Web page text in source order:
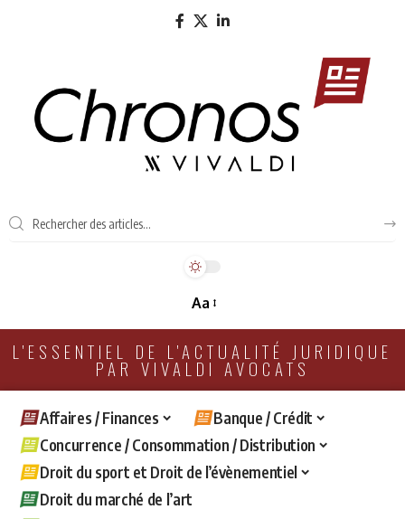
Aa
L'ESSENTIEL DE L'ACTUALITÉ JURIDIQUE
PAR VIVALDI AVOCATS
Affaires / Finances
Banque / Crédit
Concurrence / Consommation / Distribution
Droit du sport et Droit de l’évènementiel
Droit du marché de l’art